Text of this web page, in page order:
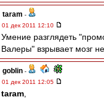
taram -
01 дек 2011 12:10
Умение разглядеть
Валеры" взрывает мозг
goblin -
01 дек 2011 12:05
taram